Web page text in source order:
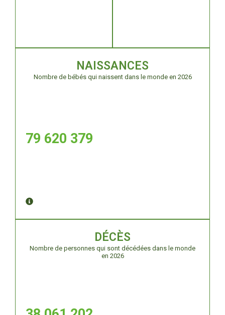
NAISSANCES
Nombre de bébés qui naissent dans le monde en 2026
79 620 384
DÉCÈS
Nombre de personnes qui sont décédées dans le monde
en 2026